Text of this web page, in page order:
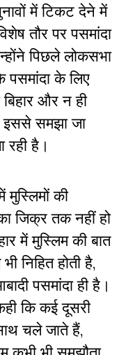
में टिकट देने में
तौर पर पसमांदा
पिछले लोकसभा
पसमांदा के लिए
और न ही
इससे समझा जा
रही है।
मुस्लिमों की
जिक्र तक नहीं हो
में मुस्लिम की बात
निहित होती है,
पसमांदा ही है।
कि कई दूसरी
चले जाते हैं,